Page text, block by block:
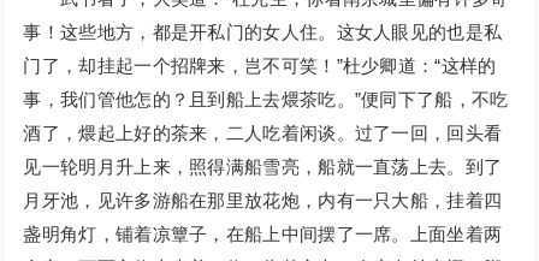
事！这些地方，都是开私门的女人住。这女人眼见的也是私
门了，却挂起一个招牌来，岂不可笑！”杜少卿道：“这样的
事，我们管他怎的？且到船上去煨茶吃。”便同下了船，不吃
酒了，煨起上好的茶来，二人吃着闲谈。过了一回，回头看
见一轮明月升上来，照得满船雪亮，船就一直荡上去。到了
月牙池，见许多游船在那里放花炮，内有一只大船，挂着四
盏明角灯，铺着凉簟子，在船上中间摆了一席。上面坐着两